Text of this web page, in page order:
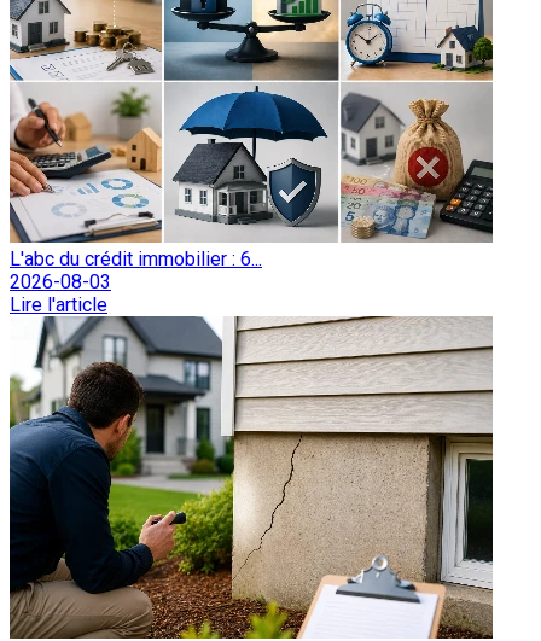
L'abc du crédit immobilier : 6...
2026-08-03
Lire l'article